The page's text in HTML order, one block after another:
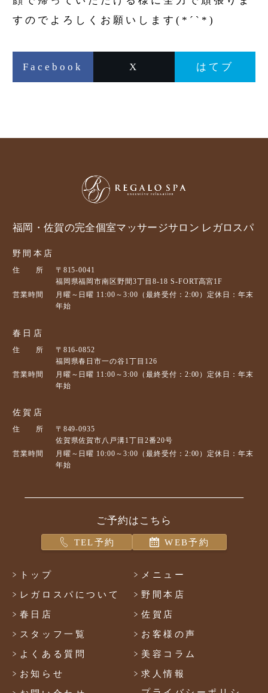
すのでよろしくお願いします(*´`*)
Facebook X はてブ
福岡・佐賀の完全個室マッサージサロン レガロスパ
野間本店
住 所
〒815-0041
福岡県福岡市南区野間3丁目8-18 S-FORT高宮1F
営業時間
月曜～日曜 11:00～3:00（最終受付：2:00）定休日：年末
年始
春日店
住 所
〒816-0852
福岡県春日市一の谷1丁目126
営業時間
月曜～日曜 11:00～3:00（最終受付：2:00）定休日：年末
年始
佐賀店
住 所
〒849-0935
佐賀県佐賀市八戸溝1丁目2番20号
営業時間
月曜～日曜 10:00～3:00（最終受付：2:00）定休日：年末
年始
ご予約はこちら
TEL予約 WEB予約
トップ メニュー
レガロスパについて 野間本店
春日店 佐賀店
スタッフ一覧 お客様の声
よくある質問 美容コラム
お知らせ 求人情報